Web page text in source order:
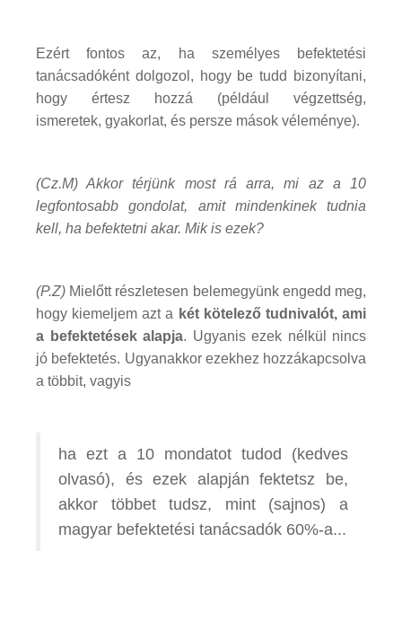
Ezért fontos az, ha személyes befektetési
tanácsadóként dolgozol, hogy be tudd bizonyítani,
hogy értesz hozzá (például végzettség,
ismeretek, gyakorlat, és persze mások véleménye).
(Cz.M) Akkor térjünk most rá arra, mi az a 10
legfontosabb gondolat, amit mindenkinek tudnia
kell, ha befektetni akar. Mik is ezek?
(P.Z) Mielőtt részletesen belemegyünk engedd meg,
hogy kiemeljem azt a két kötelező tudnivalót, ami
a befektetések alapja. Ugyanis ezek nélkül nincs
jó befektetés. Ugyanakkor ezekhez hozzákapcsolva
a többit, vagyis
ha ezt a 10 mondatot tudod (kedves
olvasó), és ezek alapján fektetsz be,
akkor többet tudsz, mint (sajnos) a
magyar befektetési tanácsadók 60%-a...